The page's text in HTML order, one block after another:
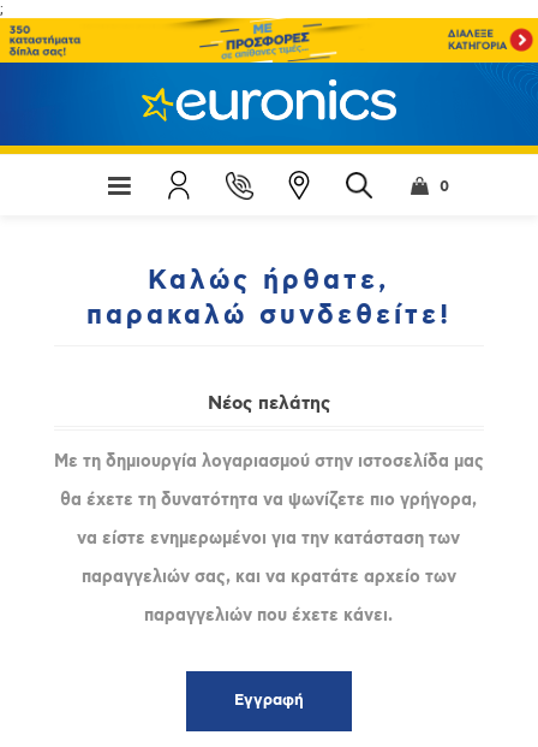
;
0
Καλώς ήρθατε,
παρακαλώ συνδεθείτε!
Νέος πελάτης
Με τη δημιουργία λογαριασμού στην ιστοσελίδα μας
θα έχετε τη δυνατότητα να ψωνίζετε πιο γρήγορα,
να είστε ενημερωμένοι για την κατάσταση των
παραγγελιών σας, και να κρατάτε αρχείο των
παραγγελιών που έχετε κάνει.